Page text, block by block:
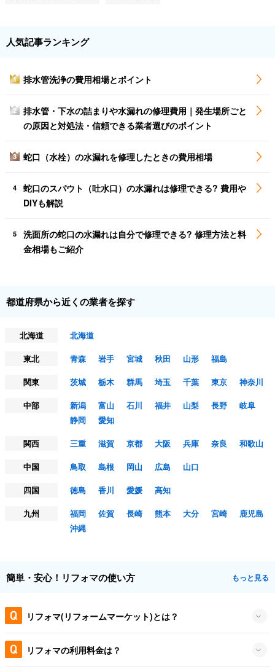
人気記事ランキング
1 排水管洗浄の費用相場とポイント
2
排水管・下水の詰まりや水漏れの修理費用｜発生場所ごと
の原因と対処法・信頼できる業者選びのポイント
3 蛇口（水栓）の水漏れを修理したときの費用相場
4
蛇口のスパウト（吐水口）の水漏れは修理できる? 費用や
DIYも解説
5
洗面所の蛇口の水漏れは自分で修理できる? 修理方法と料
金相場もご紹介
都道府県から近くの業者を探す
北海道
北海道
東北
青森 岩手 宮城 秋田 山形
福島
関東
茨城 栃木 群馬 埼玉 千葉 東京
神奈川
中部
新潟 富山 石川 福井 山梨 長野
岐阜
静岡
愛知
関西
三重 滋賀 京都 大阪 兵庫 奈良
和歌山
中国
鳥取 島根 岡山 広島
山口
四国
徳島 香川 愛媛
高知
九州
福岡 佐賀 長崎 熊本 大分 宮崎
鹿児島
沖縄
簡単・安心！リフォマの使い方 もっと見る
リフォマ(リフォームマーケット)とは？
リフォマの利用料金は？